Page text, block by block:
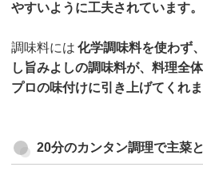
やすいように工夫されています。
調味料には 化学調味料を使わず
し旨みよしの調味料が、料理全
プロの味付けに引き上げてくれ
20分のカンタン調理で主菜